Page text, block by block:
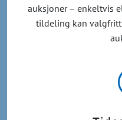
auksjoner – enkeltvis
tildeling kan valgfritt